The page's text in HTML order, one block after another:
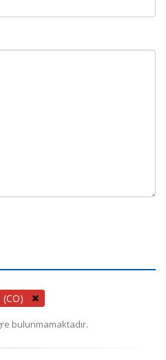
(CO)
bulunmamaktadır.